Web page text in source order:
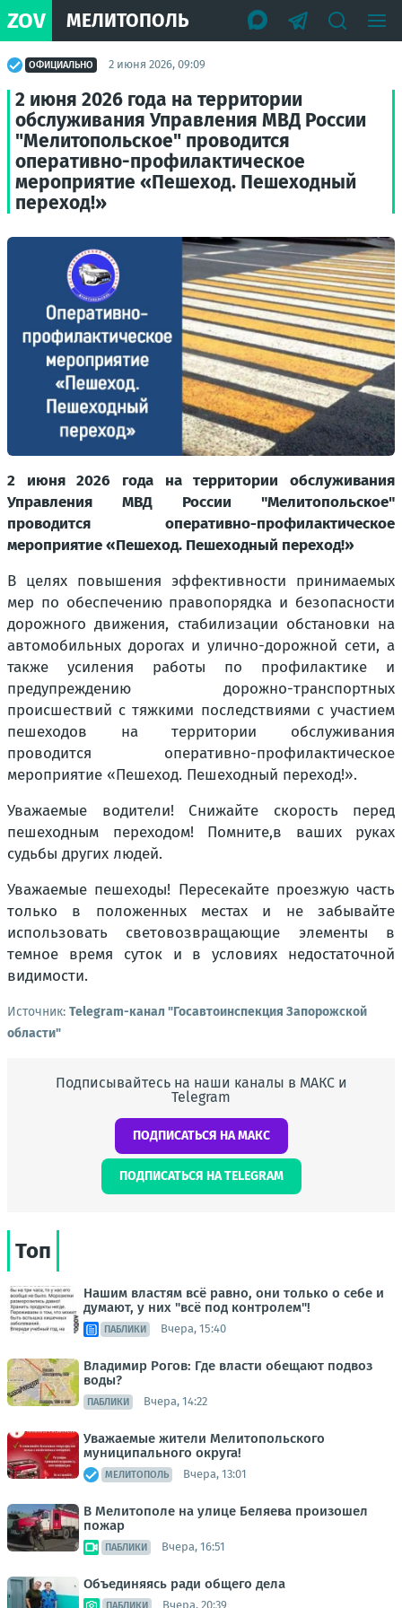
ZOV МЕЛИТОПОЛЬ
ОФИЦИАЛЬНО 2 июня 2026, 09:09
2 июня 2026 года на территории
обслуживания Управления МВД России
"Мелитопольское" проводится
оперативно-профилактическое
мероприятие «Пешеход. Пешеходный
переход!»
2 июня 2026 года на территории обслуживания
Управления МВД России "Мелитопольское"
проводится оперативно-профилактическое
мероприятие «Пешеход. Пешеходный переход!»
В целях повышения эффективности принимаемых
мер по обеспечению правопорядка и безопасности
дорожного движения, стабилизации обстановки на
автомобильных дорогах и улично-дорожной сети, а
также усиления работы по профилактике и
предупреждению дорожно-транспортных
происшествий с тяжкими последствиями с участием
пешеходов на территории обслуживания
проводится оперативно-профилактическое
мероприятие «Пешеход. Пешеходный переход!».
Уважаемые водители! Снижайте скорость перед
пешеходным переходом! Помните,в ваших руках
судьбы других людей.
Уважаемые пешеходы! Пересекайте проезжую часть
только в положенных местах и не забывайте
использовать световозвращающие элементы в
темное время суток и в условиях недостаточной
видимости.
Источник: Telegram-канал "Госавтоинспекция Запорожской
области"
Подписывайтесь на наши каналы в МАКС и
Telegram
ПОДПИСАТЬСЯ НА МАКС
ПОДПИСАТЬСЯ НА TELEGRAM
Топ
Нашим властям всё равно, они только о себе и
думают, у них "всё под контролем"!
ПАБЛИКИ Вчера, 15:40
Владимир Рогов: Где власти обещают подвоз
воды?
ПАБЛИКИ Вчера, 14:22
Уважаемые жители Мелитопольского
муниципального округа!
МЕЛИТОПОЛЬ Вчера, 13:01
В Мелитополе на улице Беляева произошел
пожар
ПАБЛИКИ Вчера, 16:51
Объединяясь ради общего дела
ПАБЛИКИ Вчера, 20:39